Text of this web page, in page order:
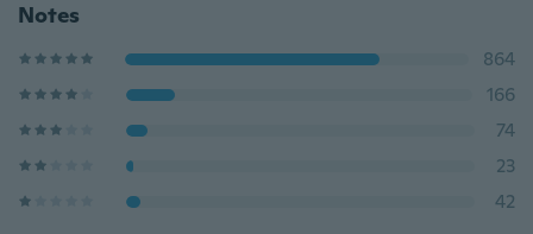
Notes
864
166
74
23
42